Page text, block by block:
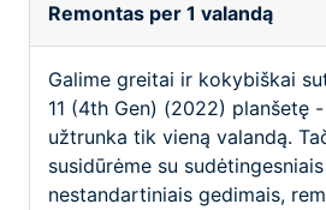
Remontas per 1 valandą
Galime greitai ir kokybiškai
11 (4th Gen) (2022) planšetę
užtrunka tik vieną valandą.
susidūrėme su
nestandartiniais gedimais,